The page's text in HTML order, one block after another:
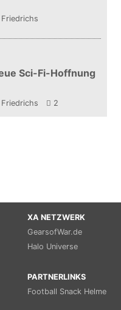
Sci-Fi-Hoffnung
2
XA NETZWERK
GearsofWar.de
Halo Universe
PARTNERLINKS
Football Snack Helme